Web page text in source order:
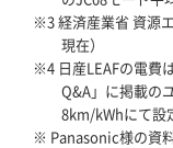
※3 経済産業省 資源
現在）
※4 日産LEAFの電費
Q&A」に掲載の
8km/kWhにて設
※ Panasonic様の資料